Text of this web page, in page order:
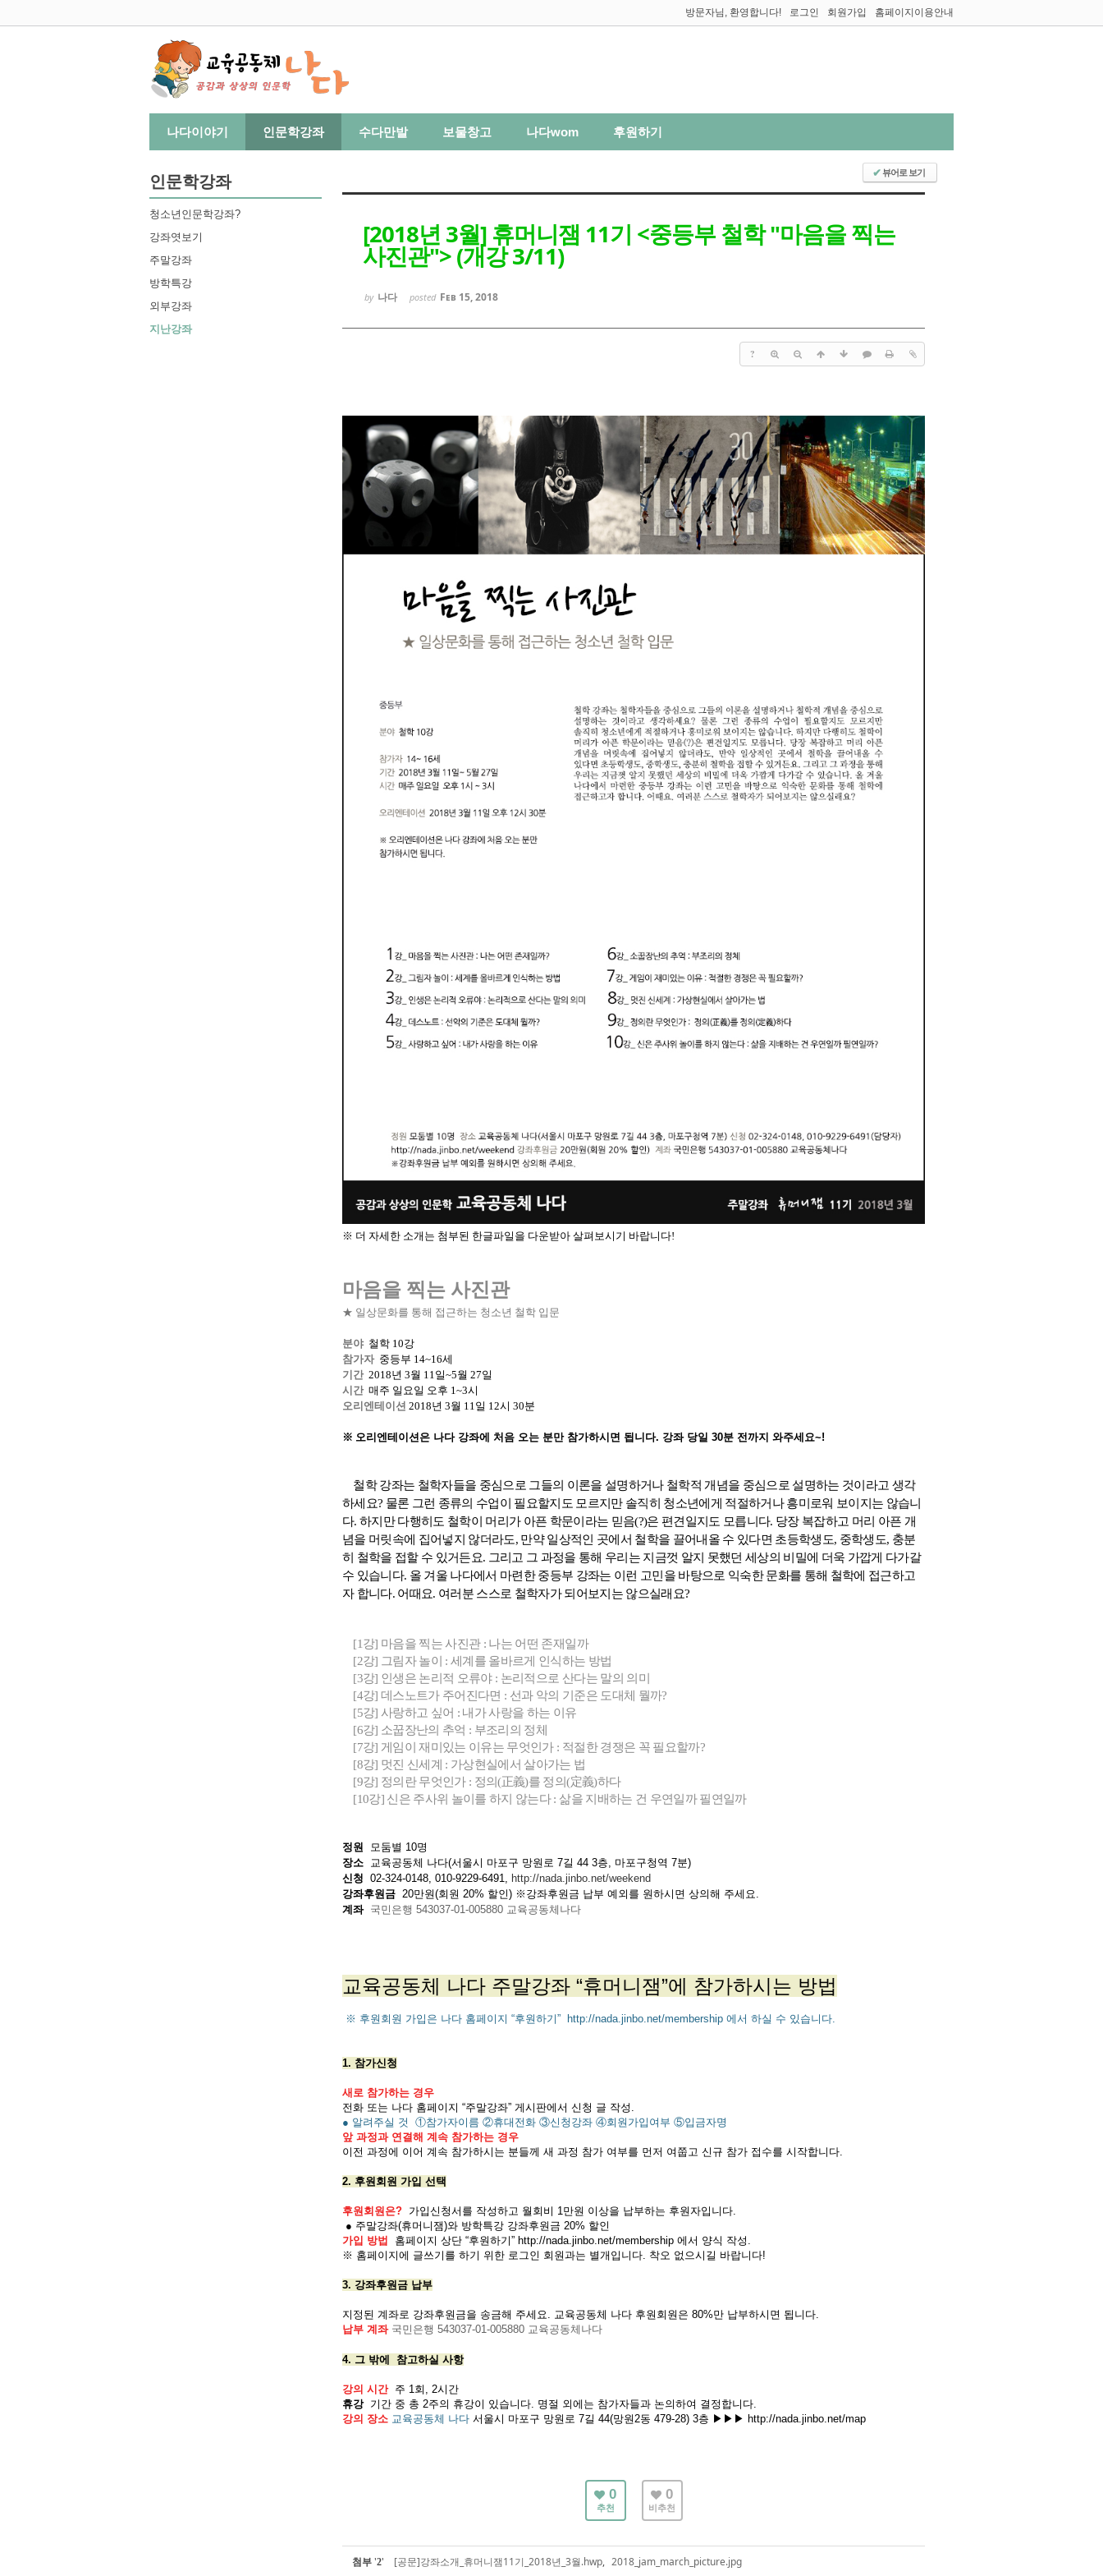
방문자님, 환영합니다! 로그인 회원가입 홈페이지이용안내
나다이야기 인문학강좌 수다만발 보물창고 나다wom 후원하기
인문학강좌
청소년인문학강좌?
강좌엿보기
주말강좌
방학특강
외부강좌
지난강좌
✔뷰어로 보기
[2018년 3월] 휴머니잼 11기 <중등부 철학 "마음을 찍는
사진관"> (개강 3/11)
by 나다 posted Feb 15, 2018
?
※ 더 자세한 소개는 첨부된 한글파일을 다운받아 살펴보시기 바랍니다!
마음을 찍는 사진관
★ 일상문화를 통해 접근하는 청소년 철학 입문
분야 철학 10강
참가자중등부 14~16세
기간2018년 3월 11일~5월 27일
시간 매주 일요일 오후 1~3시
오리엔테이션 2018년 3월 11일 12시 30분
※ 오리엔테이션은 나다 강좌에 처음 오는 분만 참가하시면 됩니다. 강좌 당일 30분 전까지 와주세요~!
철학 강좌는 철학자들을 중심으로 그들의 이론을 설명하거나 철학적 개념을 중심으로 설명하는 것이라고 생각
하세요? 물론 그런 종류의 수업이 필요할지도 모르지만 솔직히 청소년에게 적절하거나 흥미로워 보이지는 않습니
다.하지만 다행히도 철학이 머리가 아픈 학문이라는 믿음(?)은 편견일지도 모릅니다. 당장 복잡하고 머리 아픈 개
념을 머릿속에 집어넣지 않더라도, 만약 일상적인 곳에서 철학을 끌어내올 수 있다면 초등학생도, 중학생도, 충분
히 철학을 접할 수 있거든요. 그리고 그 과정을 통해 우리는 지금껏 알지 못했던 세상의 비밀에 더욱 가깝게 다가갈
수 있습니다. 올 겨울 나다에서 마련한 중등부 강좌는 이런 고민을 바탕으로 익숙한 문화를 통해 철학에 접근하고
자 합니다. 어때요. 여러분 스스로 철학자가 되어보지는 않으실래요?
[1강] 마음을 찍는 사진관 : 나는 어떤 존재일까
[2강] 그림자 놀이 : 세계를 올바르게 인식하는 방법
[3강] 인생은 논리적 오류야 : 논리적으로 산다는 말의 의미
[4강] 데스노트가 주어진다면 : 선과 악의 기준은 도대체 뭘까?
[5강] 사랑하고 싶어 : 내가 사랑을 하는 이유
[6강] 소꿉장난의 추억 : 부조리의 정체
[7강] 게임이 재미있는 이유는 무엇인가 : 적절한 경쟁은 꼭 필요할까?
[8강] 멋진 신세계 : 가상현실에서 살아가는 법
[9강] 정의란 무엇인가 : 정의(正義)를 정의(定義)하다
[10강] 신은 주사위 놀이를 하지 않는다 : 삶을 지배하는 건 우연일까 필연일까
정원
모둠별 10명
장소 교육공동체 나다(서울시 마포구 망원로 7길 44 3층, 마포구청역 7분)
신청 02-324-0148, 010-9229-6491, http://nada.jinbo.net/weekend
강좌후원금 20만원(회원 20% 할인) ※강좌후원금 납부 예외를 원하시면 상의해 주세요.
계좌 국민은행 543037-01-005880 교육공동체나다
교육공동체 나다 주말강좌 “휴머니잼”에 참가하시는 방법
※ 후원회원 가입은 나다 홈페이지 “후원하기” http://nada.jinbo.net/membership 에서 하실 수 있습니다.
1. 참가신청
새로 참가하는 경우
전화 또는 나다 홈페이지 “주말강좌” 게시판에서 신청 글 작성.
● 알려주실 것 ①참가자이름 ②휴대전화 ③신청강좌 ④회원가입여부 ⑤입금자명
앞 과정과 연결해 계속 참가하는 경우
이전 과정에 이어 계속 참가하시는 분들께 새 과정 참가 여부를 먼저 여쭙고 신규 참가 접수를 시작합니다.
2. 후원회원 가입 선택
후원회원은? 가입신청서를 작성하고 월회비 1만원 이상을 납부하는 후원자입니다.
● 주말강좌(휴머니잼)와 방학특강 강좌후원금 20% 할인
가입 방법
홈페이지 상단 “후원하기” http://nada.jinbo.net/membership 에서 양식 작성.
※ 홈페이지에 글쓰기를 하기 위한 로그인 회원과는 별개입니다. 착오 없으시길 바랍니다!
3. 강좌후원금 납부
지정된 계좌로 강좌후원금을 송금해 주세요. 교육공동체 나다 후원회원은 80%만 납부하시면 됩니다.
납부 계좌 국민은행 543037-01-005880 교육공동체나다
4. 그 밖에 참고하실 사항
강의 시간주 1회, 2시간
휴강기간 중 총 2주의 휴강이 있습니다. 명절 외에는 참가자들과 논의하여 결정합니다.
강의 장소 교육공동체 나다 서울시 마포구 망원로 7길 44(망원2동 479-28) 3층 ▶▶ ▶ http://nada.jinbo.net/map
0
추천
0
비추천
첨부'2' [공문]강좌소개_휴머니잼11기_2018년_3월.hwp, 2018_jam_march_picture.jpg